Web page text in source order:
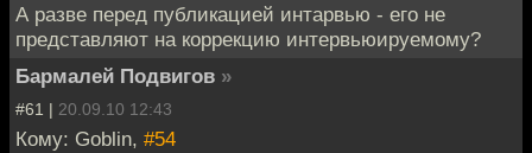
А разве перед публикацией интарвью - его не
представляют на коррекцию интервьюируемому?
Бармалей Подвигов »
#61 | 20.09.10 12:43
Кому: Goblin, #54